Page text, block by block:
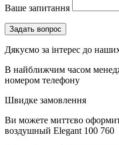
Ваше запитання
Дякуємо за інтерес до
В найближчим часом
номером телефону
Швидке замовлення
Ви можете миттєво
воздушный Elegant 100 760